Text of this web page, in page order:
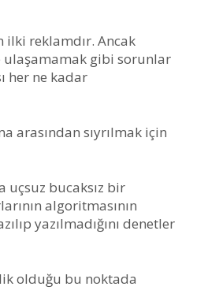
reklamdır. Ancak
ulaşamamak gibi sorunlar
her ne kadar
arasından sıyrılmak için
uçsuz bucaksız bir
algoritmasının
yazılmadığını denetler
olduğu bu noktada